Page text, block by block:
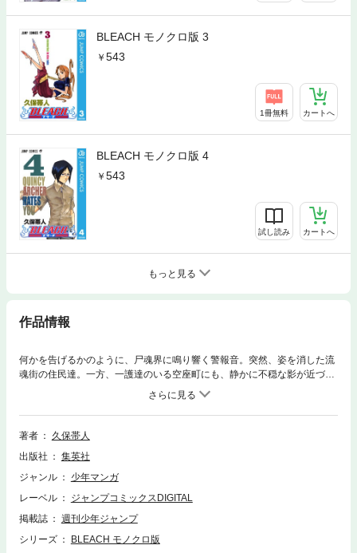
BLEACH モノクロ版 3
543
1冊無料 カートへ
BLEACH モノクロ版 4
543
試し読み カートへ
もっと見る
作品情報
何かを告げるかのように、尸魂界に鳴り響く警報音。突然、姿を消した流
魂街の住民達。一方、一護達のいる空座町にも、静かに不穏な影が近づい
ていた…。終焉へと動き出した物語。最終章・千年血戦篇、開幕!!
著者
久保帯人
出版社
集英社
ジャンル
少年マンガ
レーベル
ジャンプコミックスDIGITAL
掲載誌
週刊少年ジャンプ
シリーズ
BLEACH モノクロ版